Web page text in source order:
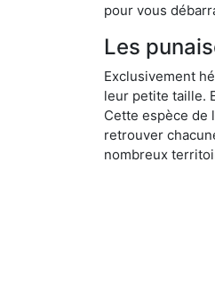
pour vous
Les
Exclusivement
leur petite taille.
Cette espèce de
retrouver
nombreux